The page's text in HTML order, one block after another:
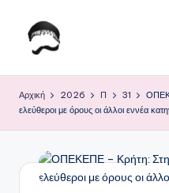
Μετάβαση
ο
Κ
Αρχική 2026 Π 31
ελεύθεροι με όρους οι άλλοι εννέα